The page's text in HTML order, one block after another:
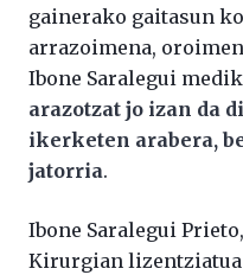
gainerako gaitasun
arrazoimena,
Ibone Saralegui
arazotzat jo izan da
ikerketen arabera,
jatorria.
Ibone Saralegui
Kirurgian lizentziatua